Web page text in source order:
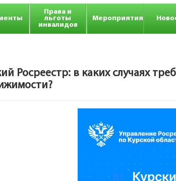
Права и
льготы
инвалидов
Мероприятия
Росреестр: в каких случаях